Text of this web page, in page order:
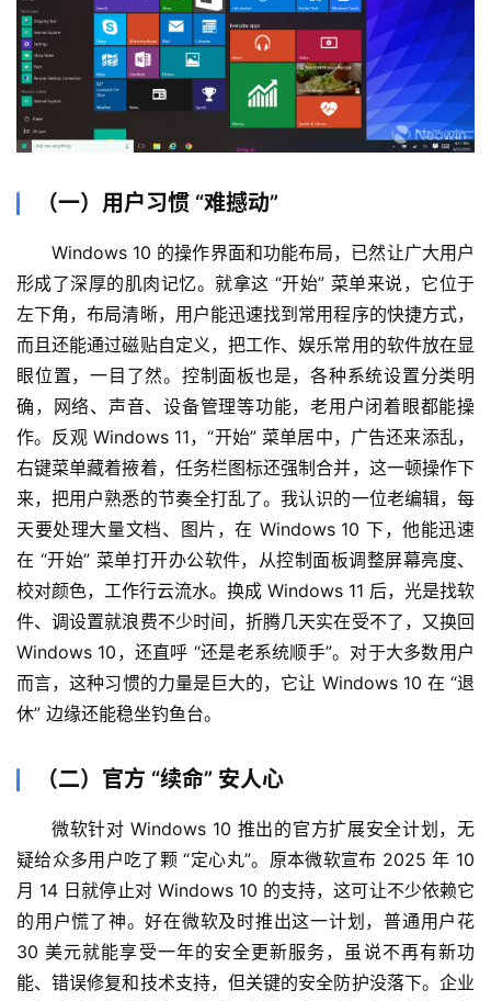
化
绘
梦
逆
熵
形
绘
梦
青
龙
绘
梦
白
泽
绘
梦
A
I
行
业
资
讯
登录 注册
（一）用户习惯 “难撼动”
Windows 10 的操作界面和功能布局，已然让广大用户
形成了深厚的肌肉记忆。就拿这 “开始” 菜单来说，它位于
左下角，布局清晰，用户能迅速找到常用程序的快捷方式，
而且还能通过磁贴自定义，把工作、娱乐常用的软件放在显
眼位置，一目了然。控制面板也是，各种系统设置分类明
确，网络、声音、设备管理等功能，老用户闭着眼都能操
作。反观 Windows 11，“开始” 菜单居中，广告还来添乱，
右键菜单藏着掖着，任务栏图标还强制合并，这一顿操作下
来，把用户熟悉的节奏全打乱了。我认识的一位老编辑，每
天要处理大量文档、图片，在 Windows 10 下，他能迅速
在 “开始” 菜单打开办公软件，从控制面板调整屏幕亮度、
校对颜色，工作行云流水。换成 Windows 11 后，光是找软
件、调设置就浪费不少时间，折腾几天实在受不了，又换回
Windows 10，还直呼 “还是老系统顺手”。对于大多数用户
而言，这种习惯的力量是巨大的，它让 Windows 10 在 “退
休” 边缘还能稳坐钓鱼台。
（二）官方 “续命” 安人心
微软针对 Windows 10 推出的官方扩展安全计划，无
疑给众多用户吃了颗 “定心丸”。原本微软宣布 2025 年 10
月 14 日就停止对 Windows 10 的支持，这可让不少依赖它
的用户慌了神。好在微软及时推出这一计划，普通用户花
30 美元就能享受一年的安全更新服务，虽说不再有新功
能、错误修复和技术支持，但关键的安全防护没落下。企业